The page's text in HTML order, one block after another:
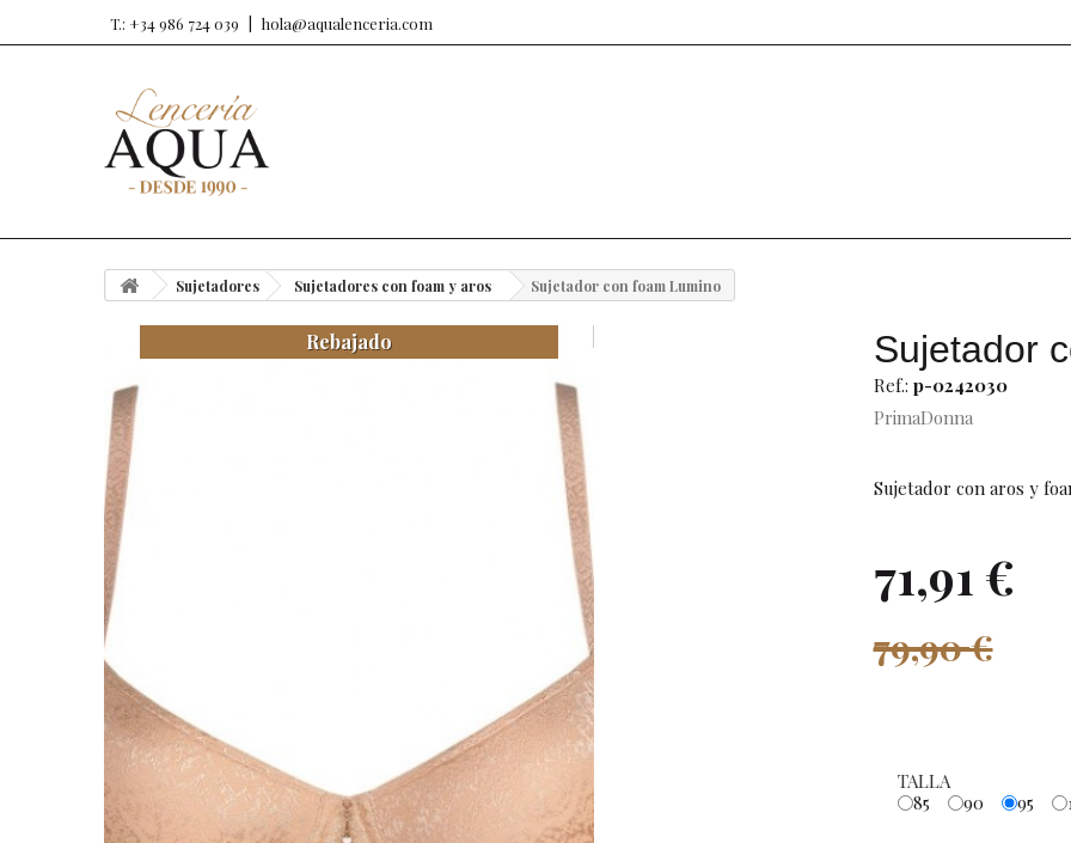
T.: +34 986 724 039 hola@aqualenceria.com
Sujetadores Sujetadores con foam y aros Sujetador con foam Lumino
Sujetador
Ref.: p-0242030
PrimaDonna
Sujetador con aros y
Rebajado
71,91 €
79,90 €
TALLA
85
90 95